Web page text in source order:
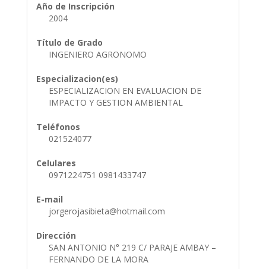
Año de Inscripción
2004
Título de Grado
INGENIERO AGRONOMO
Especializacion(es)
ESPECIALIZACION EN EVALUACION DE
IMPACTO Y GESTION AMBIENTAL
Teléfonos
021524077
Celulares
0971224751 0981433747
E-mail
jorgerojasibieta@hotmail.com
Dirección
SAN ANTONIO N° 219 C/ PARAJE AMBAY –
FERNANDO DE LA MORA